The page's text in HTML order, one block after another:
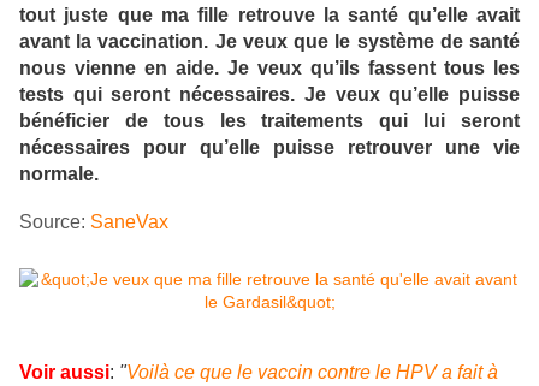
tout juste que ma fille retrouve la santé qu’elle avait
avant la vaccination. Je veux que le système de santé
nous vienne en aide. Je veux qu’ils fassent tous les
tests qui seront nécessaires. Je veux qu’elle puisse
bénéficier de tous les traitements qui lui seront
nécessaires pour qu’elle puisse retrouver une vie
normale.
Source: SaneVax
Voir aussi: "Voilà ce que le vaccin contre le HPV a fait à